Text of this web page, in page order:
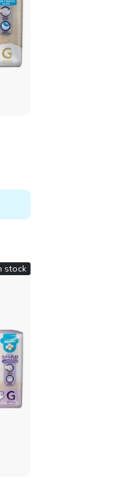
stock